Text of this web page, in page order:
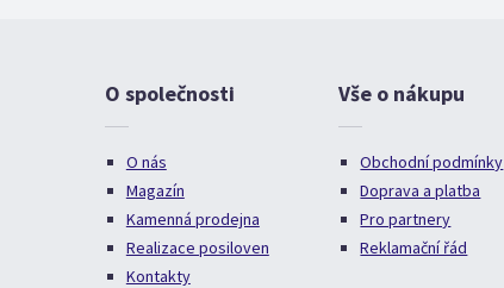
O společnosti
O nás
Magazín
Kamenná prodejna
Realizace posiloven
Kontakty
Vše o nákupu
Obchodní podmínky
Doprava a platba
Pro partnery
Reklamační řád